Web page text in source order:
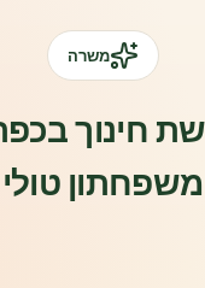
משרה
חינוך
משפחתון טולי